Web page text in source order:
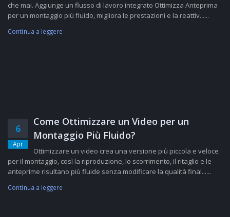
che mai. Aggiunge un flusso di lavoro integrato Ottimizza Anteprima
per un montaggio più fluido, migliora le prestazioni e la reattiv......
Continua a leggere
6
Apr
Come Ottimizzare un Video per un
Montaggio Più Fluido?
Ottimizzare un video crea una versione più piccola e veloce
per il montaggio, così la riproduzione, lo scorrimento, il ritaglio e le
anteprime risultano più fluide senza modificare la qualità final......
Continua a leggere